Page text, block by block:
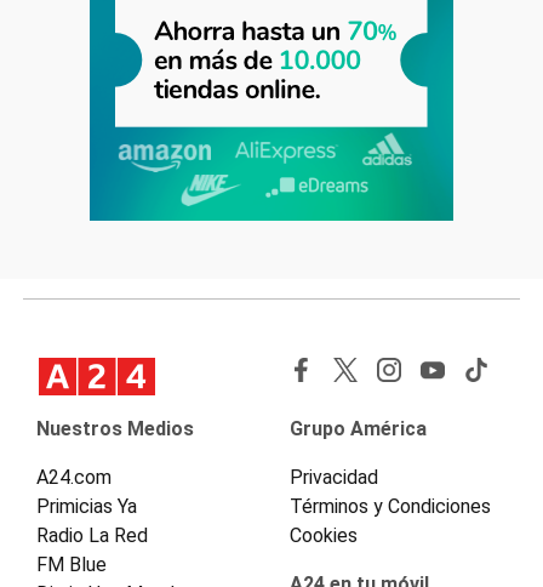
Nuestros Medios
A24.com
Primicias Ya
Radio La Red
FM Blue
Grupo América
Privacidad
Términos y Condiciones
Cookies